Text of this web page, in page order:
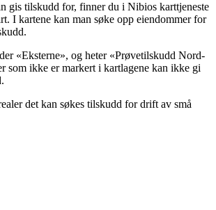
gis tilskudd for, finner du i Nibios karttjeneste
I kartene kan man søke opp eiendommer for
«Eksterne», og heter «Prøvetilskudd Nord-
som ikke er markert i kartlagene kan ikke gi
det kan søkes tilskudd for drift av små